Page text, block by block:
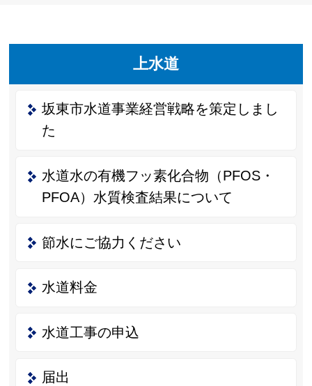
上水道
坂東市水道事業経営戦略を策定しまし
た
水道水の有機フッ素化合物（PFOS・
PFOA）水質検査結果について
節水にご協力ください
水道料金
水道工事の申込
届出